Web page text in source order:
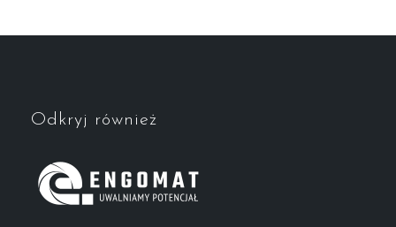
Odkryj również